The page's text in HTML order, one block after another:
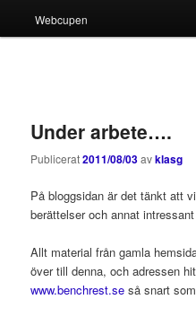
primärt
sekundärt
Webcupen
Under arbete….
Publicerat2011/08/03avklasg
På bloggsidan är det tänkt att
berättelser och annat
Allt material från gamla
över till denna, och adressen
www.benchrest.se så snart